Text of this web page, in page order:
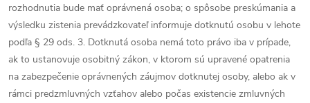
rozhodnutia bude mať oprávnená osoba; o spôsobe preskúmania a
výsledku zistenia prevádzkovateľ informuje dotknutú osobu v lehote
podľa § 29 ods. 3. Dotknutá osoba nemá toto právo iba v prípade,
ak to ustanovuje osobitný zákon, v ktorom sú upravené opatrenia
na zabezpečenie oprávnených záujmov dotknutej osoby, alebo ak v
rámci predzmluvných vzťahov alebo počas existencie zmluvných